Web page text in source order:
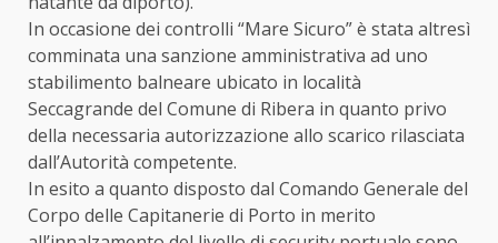
In occasione dei controlli “Mare Sicuro” è stata altresì
comminata una sanzione amministrativa ad uno
stabilimento balneare ubicato in località
Seccagrande del Comune di Ribera in quanto privo
della necessaria autorizzazione allo scarico rilasciata
dall’Autorità competente.
In esito a quanto disposto dal Comando Generale del
Corpo delle Capitanerie di Porto in merito